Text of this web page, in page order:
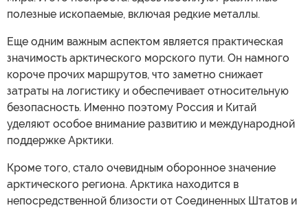
полезные ископаемые, включая редкие металлы.
Еще одним важным аспектом является практическая
значимость арктического морского пути. Он намного
короче прочих маршрутов, что заметно снижает
затраты на логистику и обеспечивает относительную
безопасность. Именно поэтому Россия и Китай
уделяют особое внимание развитию и международной
поддержке Арктики.
Кроме того, стало очевидным оборонное значение
арктического региона. Арктика находится в
непосредственной близости от Соединенных Штатов и